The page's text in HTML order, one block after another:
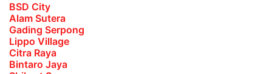
BSD City
Alam Sutera
Gading Serpong
Lippo Village
Citra Raya
Bintaro Jaya